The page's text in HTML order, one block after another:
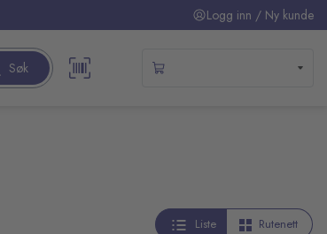
Logg inn / Ny kunde
Søk
Liste Rutenett